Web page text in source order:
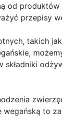
od
przepisy
takich
to